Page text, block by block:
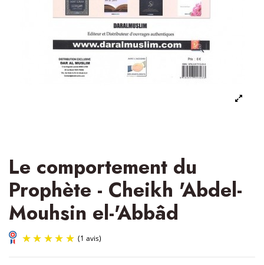
Le comportement du
Prophète - Cheikh 'Abdel-
Mouhsin el-'Abbâd